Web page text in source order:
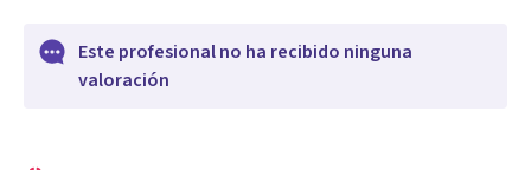
Este profesional no ha recibido ninguna
valoración